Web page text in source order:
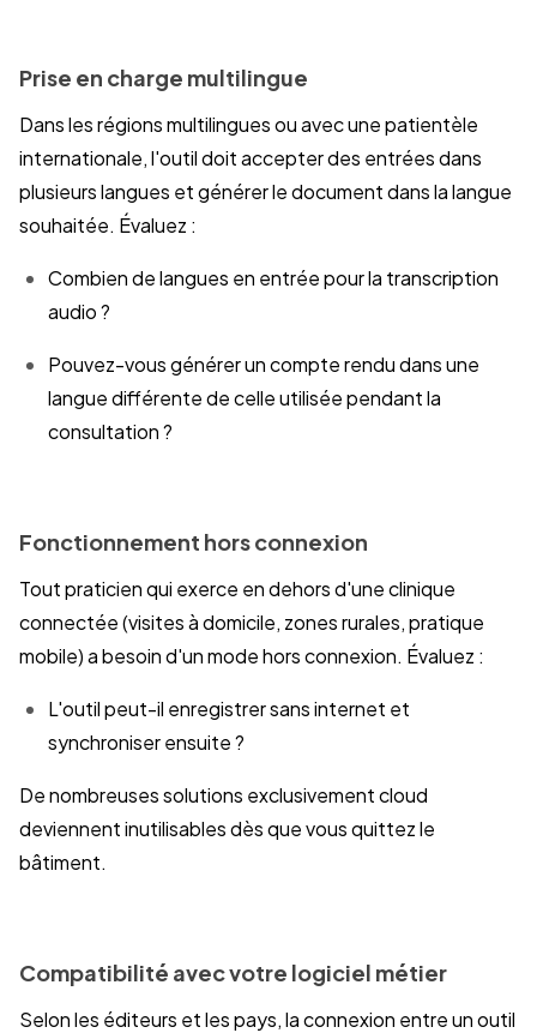
Prise en charge multilingue
Dans les régions multilingues ou avec une patientèle
internationale, l'outil doit accepter des entrées dans
plusieurs langues et générer le document dans la langue
souhaitée. Évaluez :
Combien de langues en entrée pour la transcription
audio ?
Pouvez-vous générer un compte rendu dans une
langue différente de celle utilisée pendant la
consultation ?
Fonctionnement hors connexion
Tout praticien qui exerce en dehors d'une clinique
connectée (visites à domicile, zones rurales, pratique
mobile) a besoin d'un mode hors connexion. Évaluez :
L'outil peut-il enregistrer sans internet et
synchroniser ensuite ?
De nombreuses solutions exclusivement cloud
deviennent inutilisables dès que vous quittez le
bâtiment.
Compatibilité avec votre logiciel métier
Selon les éditeurs et les pays, la connexion entre un outil